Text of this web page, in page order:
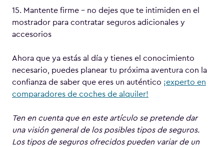
15. Mantente firme – no dejes que te intimiden en el
mostrador para contratar seguros adicionales y
accesorios
Ahora que ya estás al día y tienes el conocimiento
necesario, puedes planear tu próxima aventura con la
confianza de saber que eres un auténtico ¡experto en
comparadores de coches de alquiler!
Ten en cuenta que en este artículo se pretende dar
una visión general de los posibles tipos de seguros.
Los tipos de seguros ofrecidos pueden variar de un